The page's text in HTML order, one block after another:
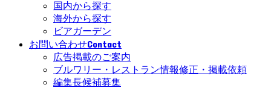
国内から探す
海外から探す
ビアガーデン
お問い合わせContact
広告掲載のご案内
ブルワリー・レストラン情報修正・掲載依頼
編集長候補募集